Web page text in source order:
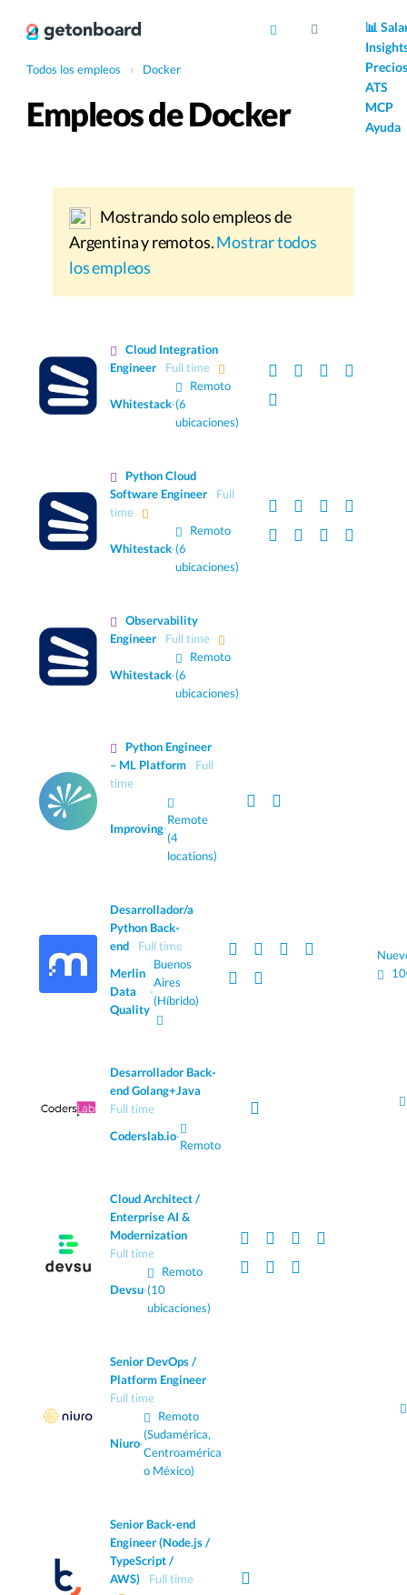
📊
Precios
ATS
MCP
Ayuda
Todos los empleos › Docker
Empleos de Docker
Mostrando solo empleos de
Argentina y remotos.Mostrar todos
los empleos
Cloud Integration
Engineer
Full time
Whitestack·
Remoto
(6
ubicaciones)
Python Cloud
Software Engineer
Full
time
Whitestack·
Remoto
(6
ubicaciones)
Observability
Engineer
Full time
Whitestack·
Remoto
(6
ubicaciones)
Python Engineer
– ML Platform
Full
time
Improving·
Remote
(4
locations)
Desarrollador/a
Python Back-
end
Full time
Merlin
Data
Quality
·
Buenos
Aires
(Híbrido)
Desarrollador Back-
end Golang+Java
Full time
Coderslab.io·
Remoto
Cloud Architect /
Enterprise AI &
Modernization
Full time
Devsu·
Remoto
(10
ubicaciones)
Senior DevOps /
Platform Engineer
Full time
Niuro·
Remoto
(Sudamérica,
Centroamérica
o México)
Senior Back-end
Engineer (Node.js /
TypeScript /
AWS)
Full time